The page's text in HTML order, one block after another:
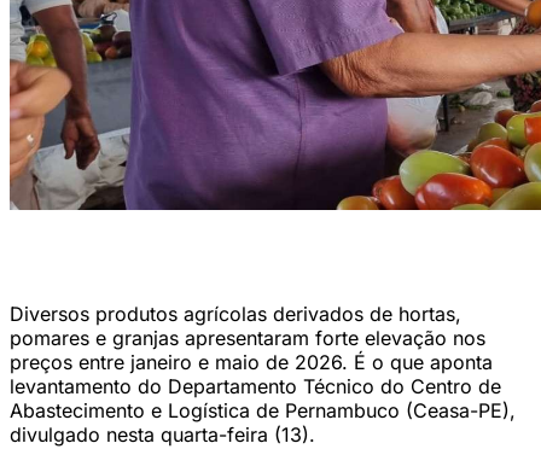
Diversos produtos agrícolas derivados de hortas,
pomares e granjas apresentaram forte elevação nos
preços entre janeiro e maio de 2026. É o que aponta
levantamento do Departamento Técnico do Centro de
Abastecimento e Logística de Pernambuco (Ceasa-PE),
divulgado nesta quarta-feira (13).